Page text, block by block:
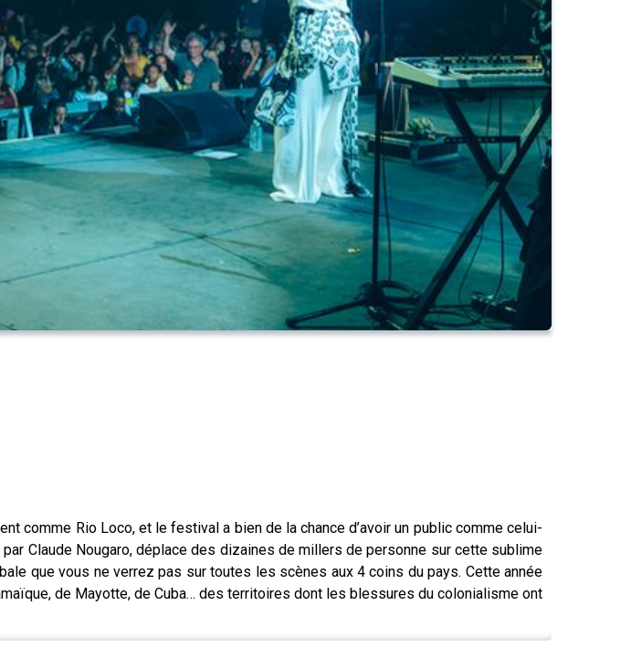
comme Rio Loco, et le festival a bien de la chance d’avoir un public comme celui-
Claude Nougaro, déplace des dizaines de millers de personne sur cette sublime
que vous ne verrez pas sur toutes les scènes aux 4 coins du pays. Cette année
de Mayotte, de Cuba… des territoires dont les blessures du colonialisme ont